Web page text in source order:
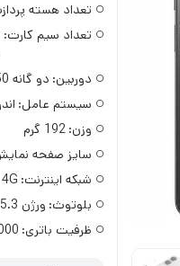
تعداد هسته
تعداد سیم کارت:
دوربین: دو گانه 50 مگاپیکسل
سیستم عامل:
وزن: 192 گرم
سایز صفحه
شبکه اینترنت: 4G
بلوتوث: ورژن 5.3
ظرفیت باتری: 5000 میلی‌